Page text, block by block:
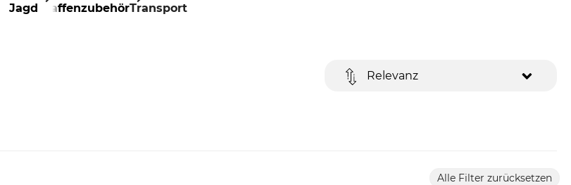
Jagd WaffenzubehörTransport
Relevanz
Alle Filter zurücksetzen